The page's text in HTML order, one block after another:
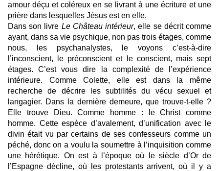
amour déçu et coléreux en se livrant à une écriture et une
prière dans lesquelles Jésus est en elle.
Dans son livre Le Château intérieur, elle se décrit comme
ayant, dans sa vie psychique, non pas trois étages, comme
nous, les psychanalystes, le voyons c’est-à-dire
l’inconscient, le préconscient et le conscient, mais sept
étages. C’est vous dire la complexité de l’expérience
intérieure. Comme Colette, elle est dans la même
recherche de décrire les subtilités du vécu sexuel et
langagier. Dans la dernière demeure, que trouve-t-elle ?
Elle trouve Dieu. Comme homme : le Christ comme
homme. Cette espèce d’avalement, d’unification avec le
divin était vu par certains de ses confesseurs comme un
péché, donc on a voulu la soumettre à l’inquisition comme
une hérétique. On est à l’époque où le siècle d’Or de
l’Espagne décline, où les protestants arrivent, où il y a